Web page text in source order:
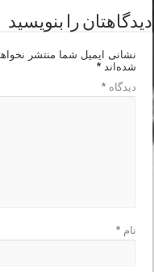
دیدگاهتان را بنویسید
نشانی ایمیل شما منتشر
شده‌اند*
دیدگاه*
نام*